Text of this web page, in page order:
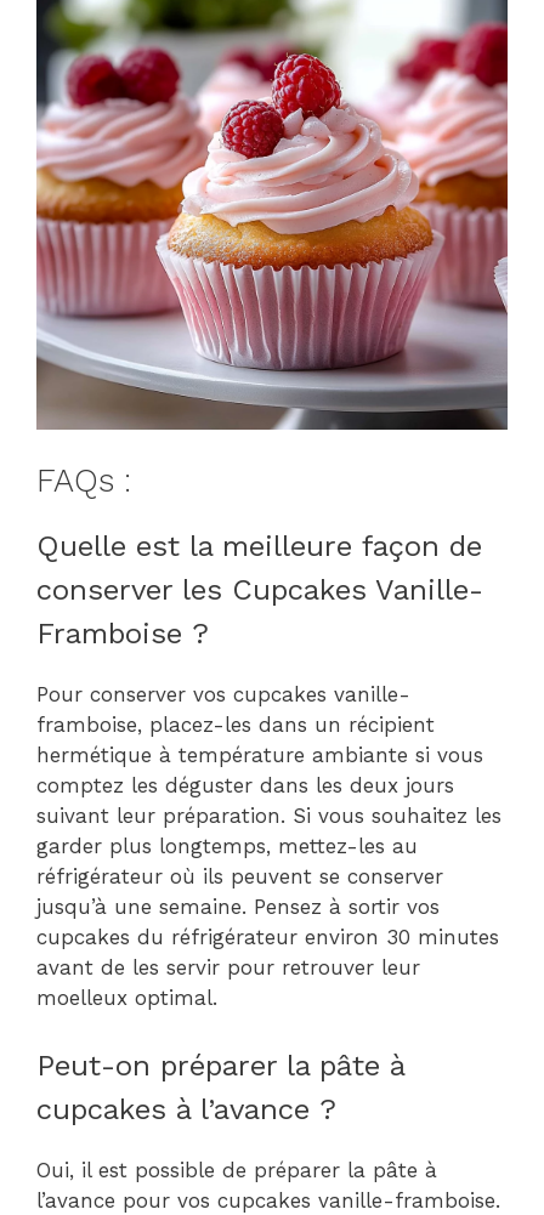
FAQs :
Quelle est la meilleure façon de
conserver les Cupcakes Vanille-
Framboise ?
Pour conserver vos cupcakes vanille-
framboise, placez-les dans un récipient
hermétique à température ambiante si vous
comptez les déguster dans les deux jours
suivant leur préparation. Si vous souhaitez les
garder plus longtemps, mettez-les au
réfrigérateur où ils peuvent se conserver
jusqu’à une semaine. Pensez à sortir vos
cupcakes du réfrigérateur environ 30 minutes
avant de les servir pour retrouver leur
moelleux optimal.
Peut-on préparer la pâte à
cupcakes à l’avance ?
Oui, il est possible de préparer la pâte à
l’avance pour vos cupcakes vanille-framboise.